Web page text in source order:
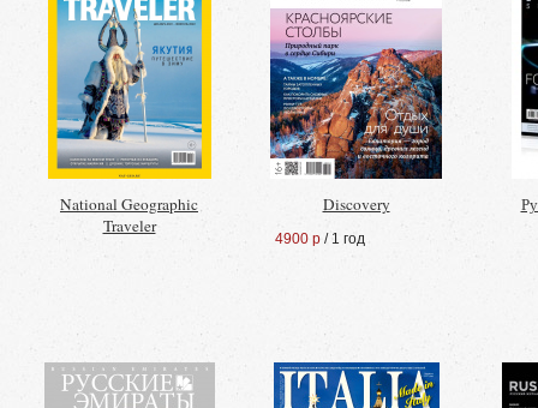
National Geographic
Traveler
Discovery
4900 р / 1 год